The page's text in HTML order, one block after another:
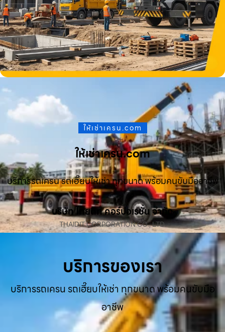
ให้เช่าเครน.com
ให้เช่าเครน.com
บริการรถเครน รถเฮี๊ยบให้เช่า ทุกขนาด พร้อมคนขับมืออาชีพ
บริษัท ไทยดิท คอร์ปอเรชั่น จำกัด
THAIDIT CORPORATION CO., LTD.
บริการของเรา
บริการรถเครน รถเฮี๊ยบให้เช่า ทุกขนาด พร้อมคนขับมือ
อาชีพ